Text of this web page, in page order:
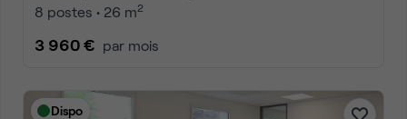
8 postes • 26 m2
3 960 € par mois
Dispo